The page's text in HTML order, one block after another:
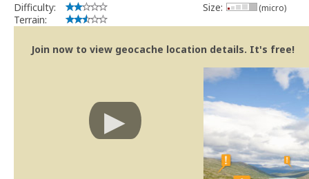
Difficulty:
Terrain:
Size: (micro)
Join now to view geocache location details. It's free!